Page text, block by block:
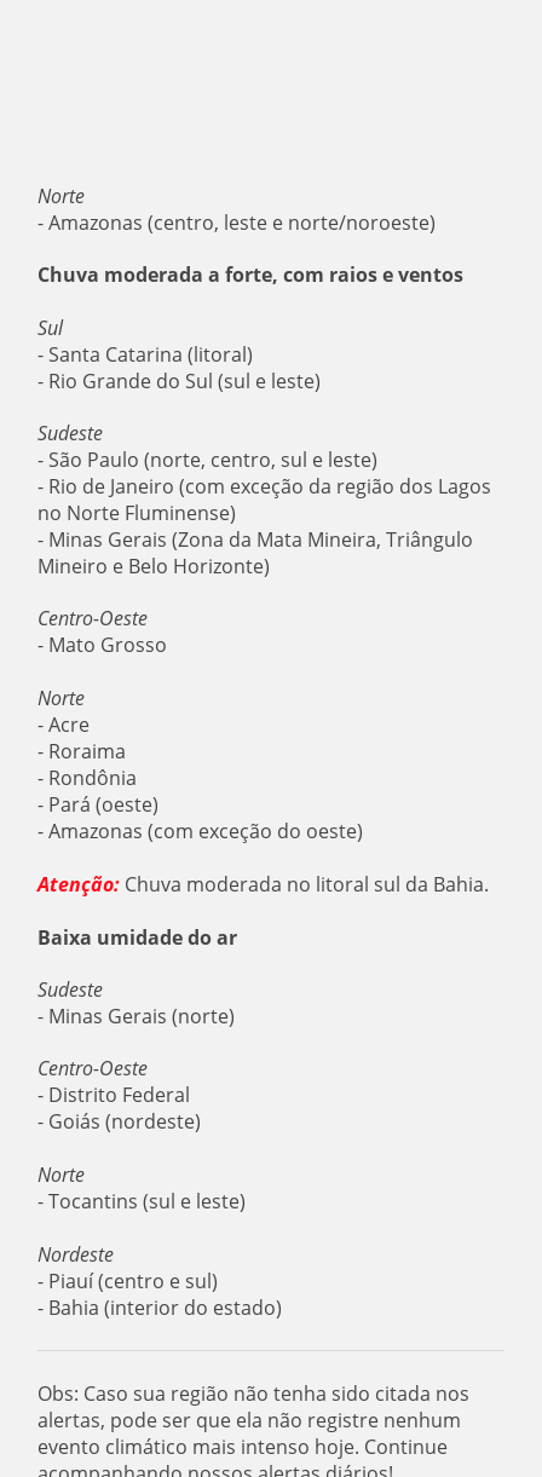
Norte
- Amazonas (centro, leste e norte/noroeste)
Chuva moderada a forte, com raios e ventos
Sul
- Santa Catarina (litoral)
- Rio Grande do Sul (sul e leste)
Sudeste
- São Paulo (norte, centro, sul e leste)
- Rio de Janeiro (com exceção da região dos Lagos
no Norte Fluminense)
- Minas Gerais (Zona da Mata Mineira, Triângulo
Mineiro e Belo Horizonte)
Centro-Oeste
- Mato Grosso
Norte
- Acre
- Roraima
- Rondônia
- Pará (oeste)
- Amazonas (com exceção do oeste)
Atenção: Chuva moderada no litoral sul da Bahia.
Baixa umidade do ar
Sudeste
- Minas Gerais (norte)
Centro-Oeste
- Distrito Federal
- Goiás (nordeste)
Norte
- Tocantins (sul e leste)
Nordeste
- Piauí (centro e sul)
- Bahia (interior do estado)
Obs: Caso sua região não tenha sido citada nos
alertas, pode ser que ela não registre nenhum
evento climático mais intenso hoje. Continue